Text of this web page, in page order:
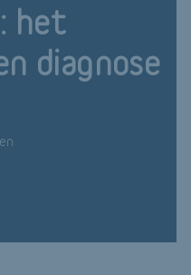
het
diagnose